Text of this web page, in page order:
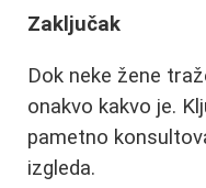
Zaključak
Dok neke žene
onakvo kakvo je.
pametno
izgleda.